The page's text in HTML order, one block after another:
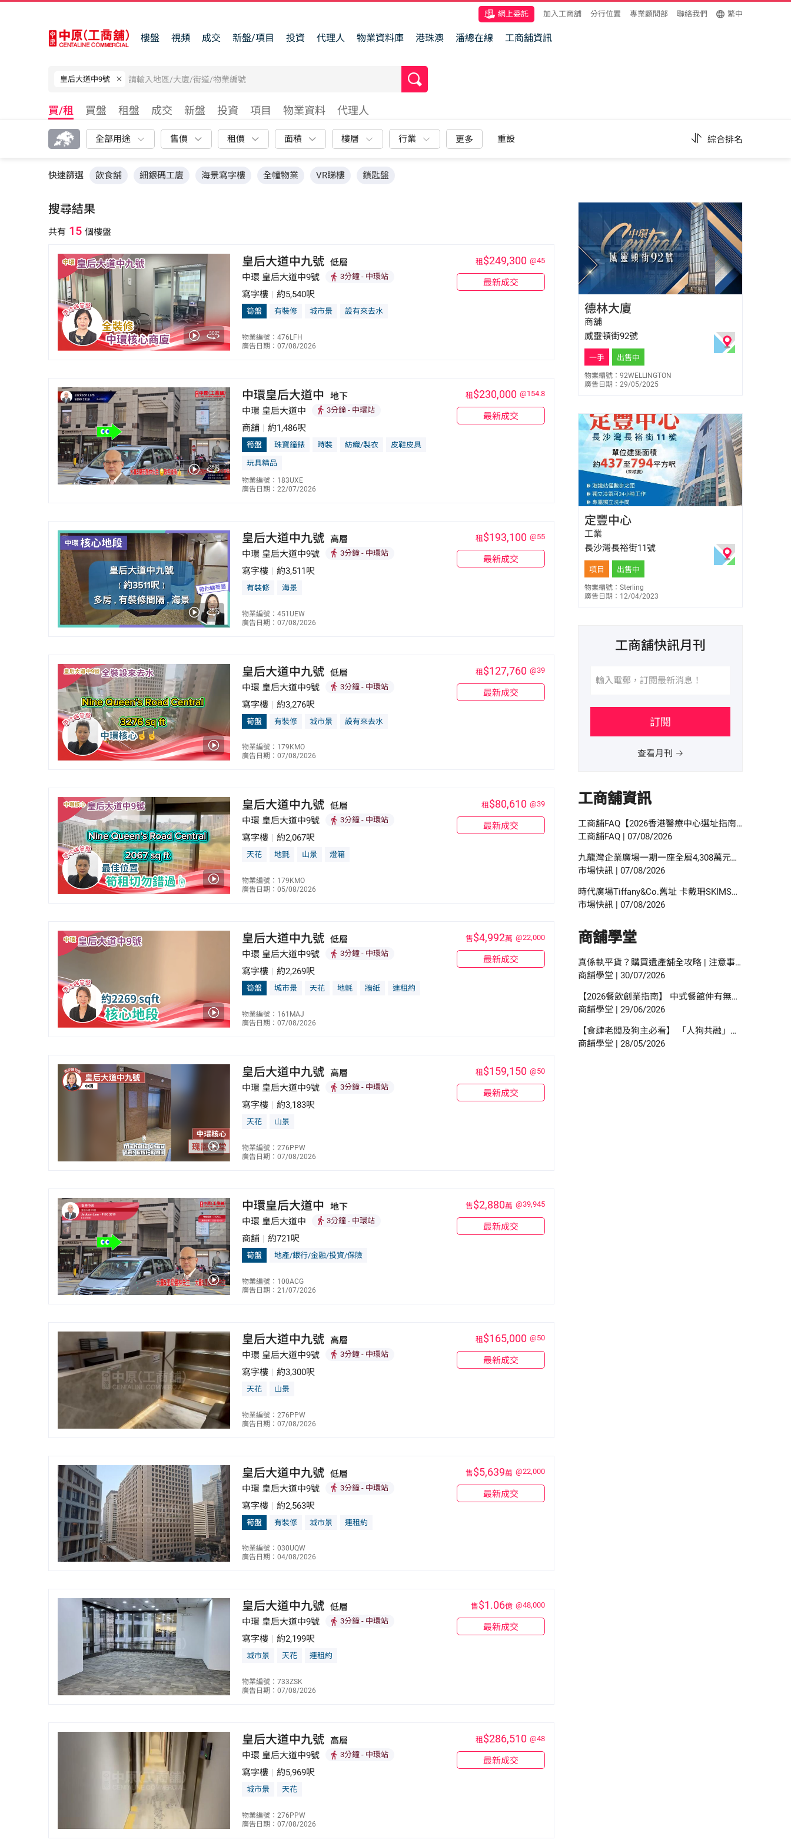
網上委託 加入工商舖 分行位置 專業顧問部 聯絡我們 繁中
樓盤 視頻 成交 新盤/項目 投資 代理人 物業資料庫 港珠澳 潘總在線 工商舖資訊
皇后大道中9號
買/租 買盤 租盤 成交 新盤 投資 項目 物業資料 代理人
全部用途 售價 租價 面積 樓層 行業 更多 重設 綜合排名
快速篩選 飲食舖 細銀碼工廈 海景寫字樓 全幢物業 VR睇樓 鎖匙盤
搜尋結果
共有 15 個樓盤
皇后大道中九號 低層
中環 皇后大道中9號
3分鐘 - 中環站
寫字樓 | 約5,540呎
筍盤 有裝修 城市景 設有來去水
物業編號：476LFH
廣告日期：07/08/2026
租$249,300 @45
最新成交
中環皇后大道中
地下
中環 皇后大道中
3分鐘 - 中環站
商舖 | 約1,486呎
筍盤 珠寶鐘錶 時裝 紡織/製衣 皮鞋皮具
玩具精品
物業編號：183UXE
廣告日期：22/07/2026
租 $230,000 @154.8
最新成交
皇后大道中九號 高層
中環 皇后大道中9號
3分鐘 - 中環站
寫字樓 | 約3,511呎
有裝修 海景
物業編號：451UEW
廣告日期：07/08/2026
租 $193,100 @55
最新成交
皇后大道中九號 低層
中環 皇后大道中9號
3分鐘 - 中環站
寫字樓 | 約3,276呎
筍盤 有裝修 城市景 設有來去水
物業編號：179KMO
廣告日期：07/08/2026
租$127,760 @39
最新成交
皇后大道中九號 低層
中環 皇后大道中9號
3分鐘 - 中環站
寫字樓 約2,067呎
天花 地氈 山景 燈箱
物業編號：179KMO
廣告日期：05/08/2026
租$80,610 @39
最新成交
皇后大道中九號 低層
中環 皇后大道中9號
3分鐘 - 中環站
寫字樓 | 約2,269呎
筍盤 城市景 天花 地氈 牆紙 連租約
物業編號：161MAJ
廣告日期：07/08/2026
售$4,992萬 @22,000
最新成交
皇后大道中九號 高層
中環 皇后大道中9號
3分鐘 - 中環站
寫字樓 | 約3,183呎
天花 山景
物業編號：276PPW
廣告日期：07/08/2026
租$159,150 @50
最新成交
中環皇后大道中
地下
中環 皇后大道中
3分鐘 - 中環站
商舖 | 約721呎
筍盤 地產/銀行/金融/投資/保險
物業編號：100ACG
廣告日期：21/07/2026
售$2,880萬 @39,945
最新成交
皇后大道中九號 高層
中環 皇后大道中9號
3分鐘 - 中環站
寫字樓 | 約3,300呎
天花 山景
物業編號：276PPW
廣告日期：07/08/2026
租$165,000 @50
最新成交
皇后大道中九號 低層
中環 皇后大道中9號
3分鐘 - 中環站
寫字樓 | 約2,563呎
筍盤 有裝修 城市景 連租約
物業編號：030UQW
廣告日期：04/08/2026
售$5,639萬 @22,000
最新成交
皇后大道中九號 低層
中環 皇后大道中9號
3分鐘 - 中環站
寫字樓 約2,199呎
城市景 天花 連租約
物業編號：733ZSK
廣告日期：07/08/2026
售$1.06億 @48,000
最新成交
皇后大道中九號 高層
中環 皇后大道中9號
3分鐘 - 中環站
寫字樓 | 約5,969呎
城市景 天花
物業編號：276PPW
廣告日期：07/08/2026
租$286,510 @48
最新成交
E-137273
德林大廈
商舖
威靈頓街92號
一手 出售中
物業編號：92WELLINGTON
廣告日期：29/05/2025
E-447227
定豐中心
工業
長沙灣長裕街11號
項目 出售中
物業編號：Sterling
廣告日期：12/04/2023
工商舖快訊月刊
訂閱
查看月刊
工商舖資訊
工商舖FAQ【2026香港醫療中心選址指南】診所擴充選址：物業要求、人流分析與合規要點
工商舖FAQ | 07/08/2026
九龍灣企業廣場一期一座全層4,308萬元沽 呎價約3,500元
市場快訊 | 07/08/2026
時代廣場Tiffany&Co.舊址 卡戴珊SKIMS進駐開香港首店
市場快訊 | 07/08/2026
商舖學堂
真係執平貨？購買遺產舖全攻略 | 注意事項、手續程序與按揭申請指南
商舖學堂 | 30/07/2026
【2026餐飲創業指南】 中式餐館仲有無得做？邊類食肆數目增幅最多？研究報告中尋找餐飲創業貼士？
商舖學堂 | 29/06/2026
【食肆老闆及狗主必看】 「人狗共融」餐飲新時代 | 食環署指引懶人包！
商舖學堂 | 28/05/2026